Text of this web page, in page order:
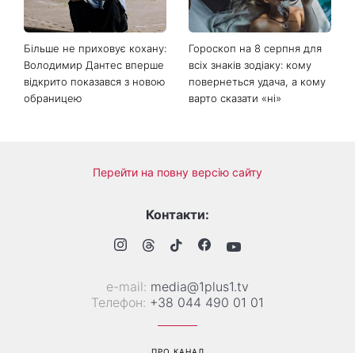
Більше не приховує кохану:
Володимир Дантес вперше
відкрито показався з новою
обраницею
Гороскоп на 8 серпня для
всіх знаків зодіаку: кому
повернеться удача, а кому
варто сказати «ні»
Перейти на повну версію сайту
Контакти:
е-mail: media@1plus1.tv
Телефон: +38 044 490 01 01